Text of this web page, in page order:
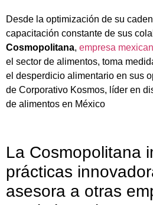
Desde la optimización de su
capacitación constante de sus
Cosmopolitana, empresa
el sector de alimentos, toma
el desperdicio alimentario en sus
de Corporativo Kosmos, líder en
de alimentos en México
La Cosmopolitana
prácticas
asesora a otras